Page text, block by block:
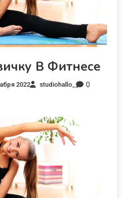
В Фитнесе
2022 studiohallo_ 0